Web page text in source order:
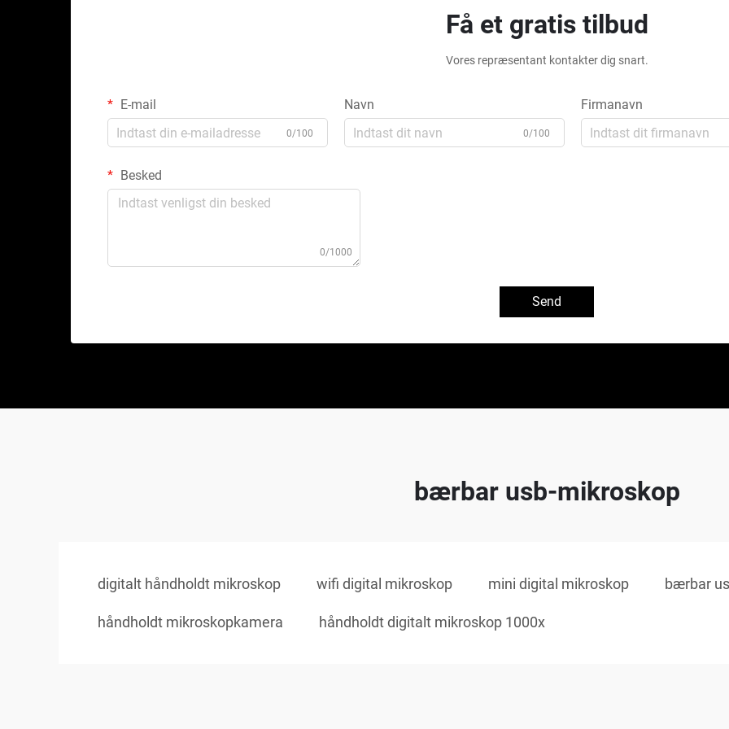
Få et gratis tilbud
Vores repræsentant kontakter dig snart.
E-mail
0/100
Navn
0/100
Firmanavn
Besked
0/1000
Send
bærbar usb-mikroskop
digitalt håndholdt mikroskop wifi digital mikroskop mini digital mikroskop bærbar
håndholdt mikroskopkamera håndholdt digitalt mikroskop 1000x